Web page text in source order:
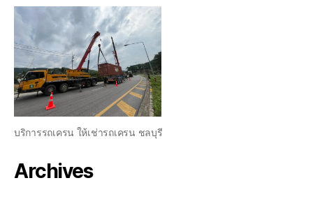
บริการรถเครน ให้เช่ารถเครน ชลบุรี
Archives